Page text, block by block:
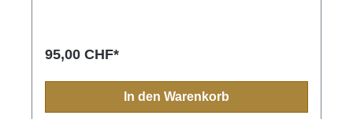
95,00 CHF*
In den Warenkorb